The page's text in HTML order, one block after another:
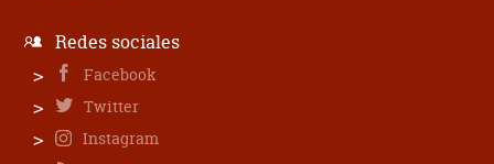
Redes sociales
Facebook
Twitter
Instagram